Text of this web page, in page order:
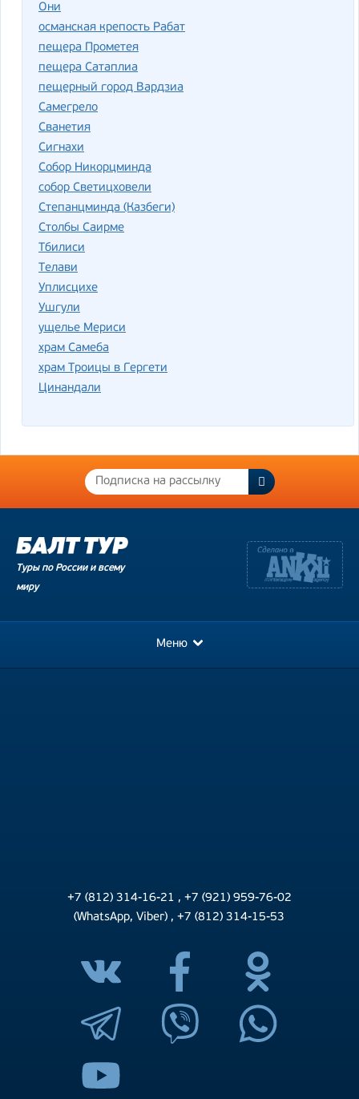
Они
османская крепость Рабат
пещера Прометея
пещера Сатаплиа
пещерный город Вардзиа
Самегрело
Сванетия
Сигнахи
Собор Никорцминда
собор Светицховели
Степанцминда (Казбеги)
Столбы Саирме
Тбилиси
Телави
Уплисцихе
Ушгули
ущелье Мериси
храм Самеба
храм Троицы в Гергети
Цинандали
Туры по России и всему
миру
Меню
+7 (812) 314-16-21 , +7 (921) 959-76-02
(WhatsApp, Viber) ,+7 (812) 314-15-53